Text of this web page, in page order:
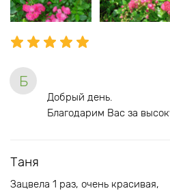
Б
Добрый день.
Благодарим Вас за
Таня
Зацвела 1 раз, очень красивая,